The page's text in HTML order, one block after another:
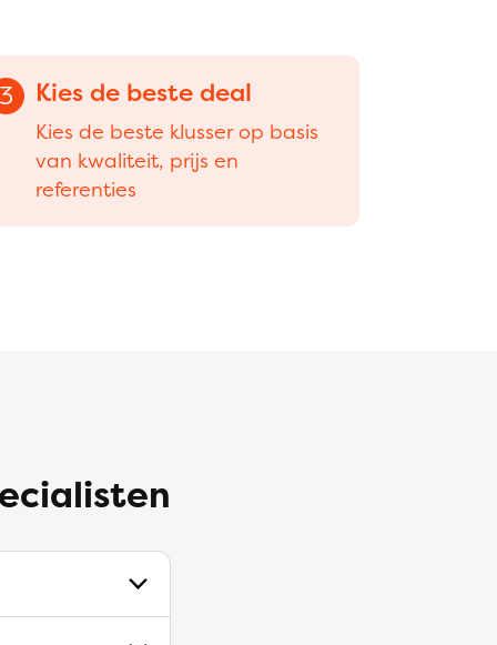
3 Kies de beste deal
Kies de beste klusser op basis
van kwaliteit, prijs en
referenties